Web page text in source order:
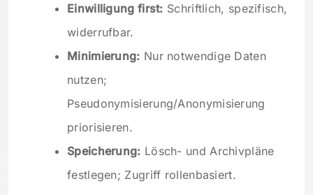
Einwilligung first: Schriftlich, spezifisch,
widerrufbar.
Minimierung: Nur notwendige Daten
nutzen;
Pseudonymisierung/Anonymisierung
priorisieren.
Speicherung: Lösch- und Archivpläne
festlegen; Zugriff rollenbasiert.